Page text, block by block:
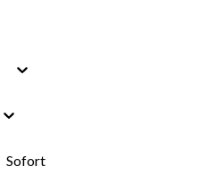
Sofort